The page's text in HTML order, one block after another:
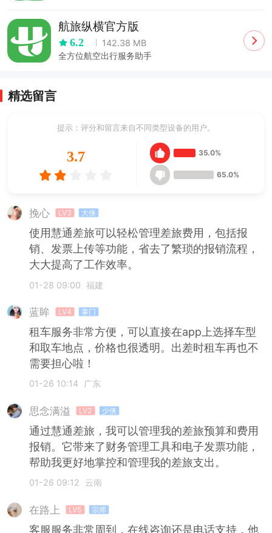
航旅纵横官方版
6.2
142.38 MB
全方位航空出行服务助手
精选留言
提示：评分和留言来自不同类型设备的用户。
3.7 35.0%
65.0%
挽心 LV3 大侠
使用慧通差旅可以轻松管理差旅费用，包括报
销、发票上传等功能，省去了繁琐的报销流程，
大大提高了工作效率。
01-28 09:00 福建
蓝眸 LV4 掌门
租车服务非常方便，可以直接在app上选择车型
和取车地点，价格也很透明。出差时租车再也不
需要担心啦！
01-26 10:14 广东
思念满溢 LV2 少侠
通过慧通差旅，我可以管理我的差旅预算和费用
报销。它带来了财务管理工具和电子发票功能，
帮助我更好地掌控和管理我的差旅支出。
01-26 09:12 云南
在路上 LV5 宗师
客服服务非常周到，在线咨询还是电话支持，他